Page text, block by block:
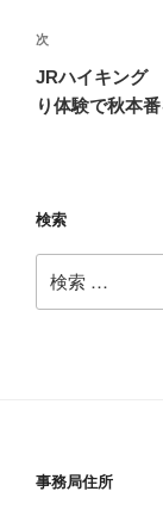
ビ
ゲ
ー
投
稿
次
の
投
次
JRハイキング
り体験で秋本
検索
索:
事務局住所